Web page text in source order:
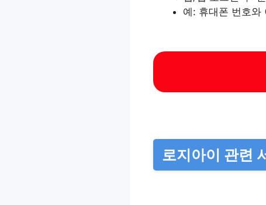
예: 휴대폰 번호와
로지아이 관련